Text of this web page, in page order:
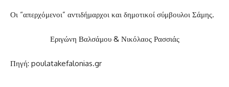
Οι “απερχόμενοι” αντιδήμαρχοι και δημοτικοί σύμβουλοι Σάμης.
Εριγώνη Βαλσάμου & Νικόλαος Ρασσιάς
Πηγή: poulatakefalonias.gr